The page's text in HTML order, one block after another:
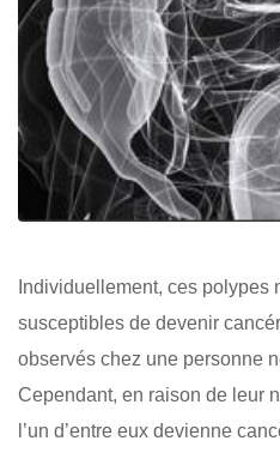
Individuellement, ces polypes
susceptibles de devenir
observés chez une personne
Cependant, en raison de leur
l’un d’entre eux devienne